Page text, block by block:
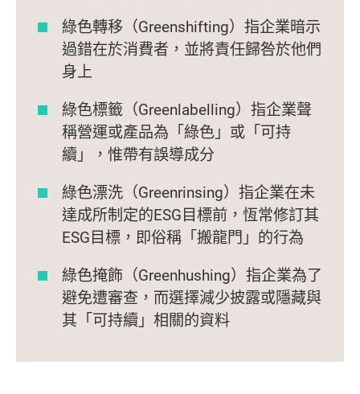
綠色轉移（Greenshifting）指企業暗示
過錯在於消費者，並將責任歸咎於他們
身上
綠色標籤（Greenlabelling）指企業聲
稱營運或產品為「綠色」或「可持
續」，惟帶有誤導成分
綠色漂洗（Greenrinsing）指企業在未
達成所制定的ESG目標前，恆常修訂其
ESG目標，即俗稱「搬龍門」的行為
綠色掩飾（Greenhushing）指企業為了
避免遭審查，而選擇減少披露或隱藏與
其「可持續」相關的資料